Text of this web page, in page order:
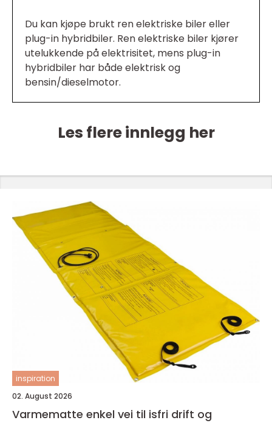
Du kan kjøpe brukt ren elektriske biler eller
plug-in hybridbiler. Ren elektriske biler kjører
utelukkende på elektrisitet, mens plug-in
hybridbiler har både elektrisk og
bensin/dieselmotor.
Les flere innlegg her
inspiration
02. August 2026
Varmematte enkel vei til isfri drift og